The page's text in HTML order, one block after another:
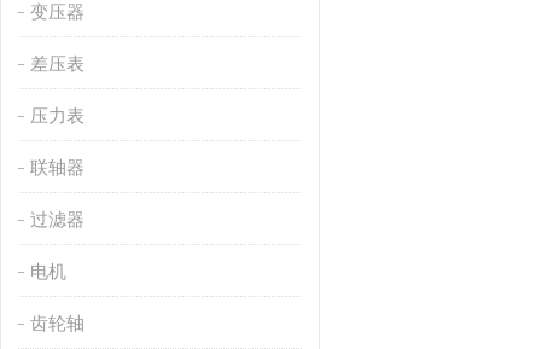
变压器
差压表
压力表
联轴器
过滤器
电机
齿轮轴